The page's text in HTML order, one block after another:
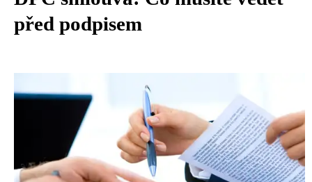
před podpisem